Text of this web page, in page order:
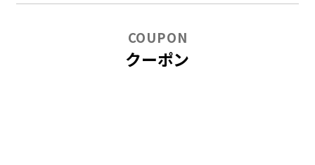
クーポン
COUPON